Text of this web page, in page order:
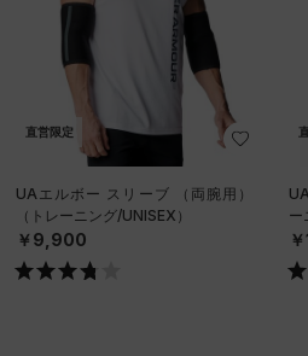
直営限定
UAエルボー スリーブ （両腕用）
（トレーニング/UNISEX）
￥9,900
ー